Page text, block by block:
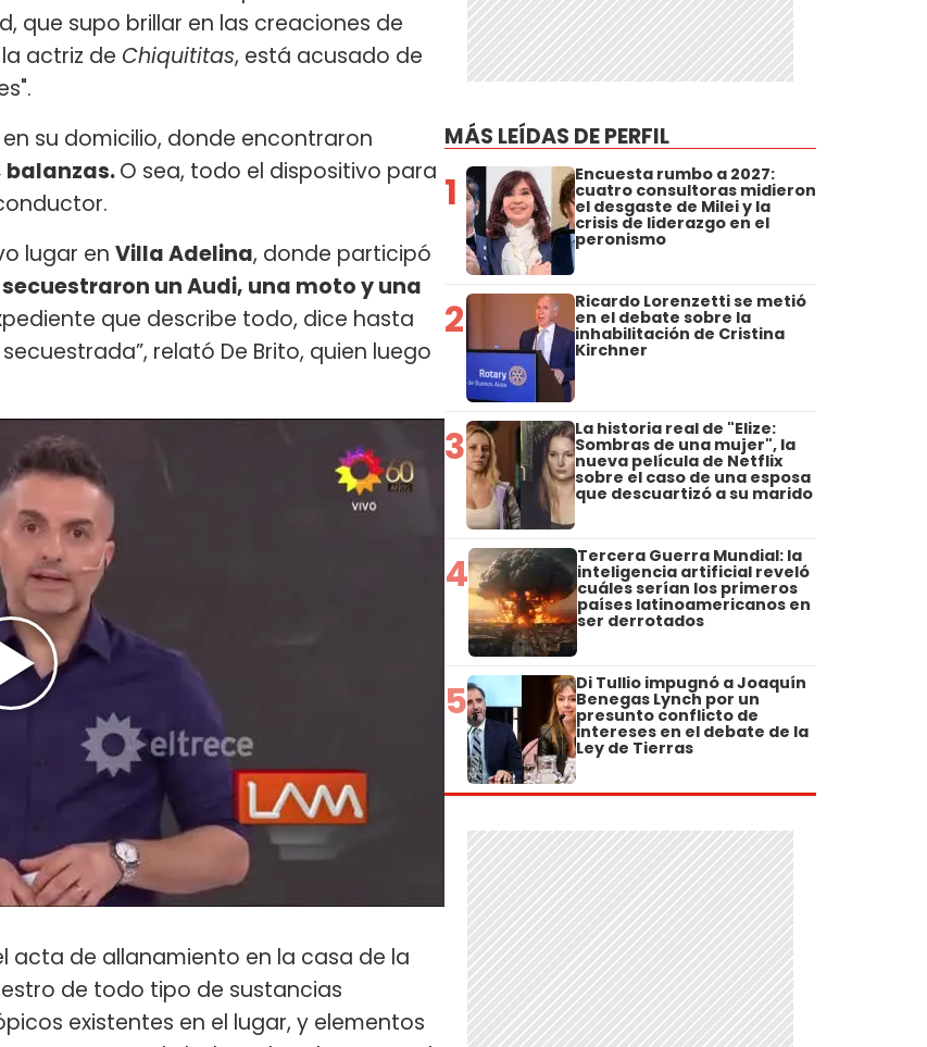
que supo brillar en las creaciones de
actriz de Chiquititas, está acusado de
en su domicilio, donde encontraron
balanzas.O sea, todo el dispositivo para
lugar en Villa Adelina, donde participó
secuestraron un Audi, una moto y una
que describe todo, dice hasta
relató De Brito, quien luego
acta de allanamiento en la casa de la
de todo tipo de sustancias
existentes en el lugar, y elementos
MÁS LEÍDAS DE PERFIL
1 Encuesta rumbo a 2027:
cuatro consultoras midieron
el desgaste de Milei y la
crisis de liderazgo en el
peronismo
2 Ricardo Lorenzetti se metió
en el debate sobre la
inhabilitación de Cristina
Kirchner
3 La historia real de "Elize:
Sombras de una mujer", la
nueva película de Netflix
sobre el caso de una esposa
que descuartizó a su marido
4 Tercera Guerra Mundial: la
inteligencia artificial reveló
cuáles serían los primeros
países latinoamericanos en
ser derrotados
5 Di Tullio impugnó a Joaquín
Benegas Lynch por un
presunto conflicto de
intereses en el debate de la
Ley de Tierras